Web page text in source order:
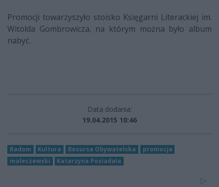
Promocji towarzyszyło stoisko Księgarni Literackiej im.
Witolda Gombrowicza, na którym można było album
nabyć.
Data dodania:
19.04.2015 10:46
Radom Kultura Resursa Obywatelska
promocja
maleczewski
Katarzyna Posiadała